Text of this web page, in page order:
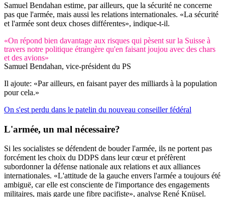
Samuel Bendahan estime, par ailleurs, que la sécurité ne concerne
pas que l'armée, mais aussi les relations internationales. «La sécurité
et l'armée sont deux choses différentes», indique-t-il.
«On répond bien davantage aux risques qui pèsent sur la Suisse à
travers notre politique étrangère qu'en faisant joujou avec des chars
et des avions»
Samuel Bendahan, vice-président du PS
Il ajoute: «Par ailleurs, en faisant payer des milliards à la population
pour cela.»
On s'est perdu dans le patelin du nouveau conseiller fédéral
L'armée, un mal nécessaire?
Si les socialistes se défendent de bouder l'armée, ils ne portent pas
forcément les choix du DDPS dans leur cœur et préfèrent
subordonner la défense nationale aux relations et aux alliances
internationales. «L'attitude de la gauche envers l'armée a toujours été
ambiguë, car elle est consciente de l'importance des engagements
militaires, mais garde une fibre pacifiste», analyse René Knüsel.